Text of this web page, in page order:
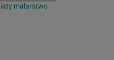
malarstwo